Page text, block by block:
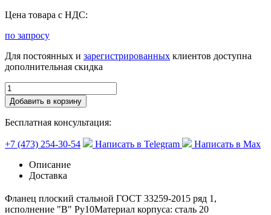
Цена товара с НДС:
по запросу
Для постоянных и зарегистрированных клиентов доступна
дополнительная скидка
Добавить в корзину
Бесплатная консультация:
+7 (473) 254-30-54 Написать в Telegram
Написать в Max
Описание
Доставка
Фланец плоский стальной ГОСТ 33259-2015 ряд 1,
исполнение "В" Ру10Материал корпуса: сталь 20